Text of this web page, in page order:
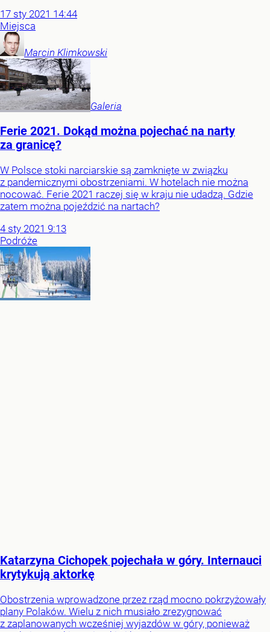
17 sty 2021 14:44
Miejsca
Marcin Klimkowski
Galeria
Ferie 2021. Dokąd można pojechać na narty
za granicę?
W Polsce stoki narciarskie są zamknięte w związku
z pandemicznymi obostrzeniami. W hotelach nie można
nocować. Ferie 2021 raczej się w kraju nie udadzą. Gdzie
zatem można pojeździć na nartach?
4 sty 2021 9:13
Podróże
Katarzyna Cichopek pojechała w góry. Internauci
krytykują aktorkę
Obostrzenia wprowadzone przez rząd mocno pokrzyżowały
plany Polaków. Wielu z nich musiało zrezygnować
z zaplanowanych wcześniej wyjazdów w góry, ponieważ